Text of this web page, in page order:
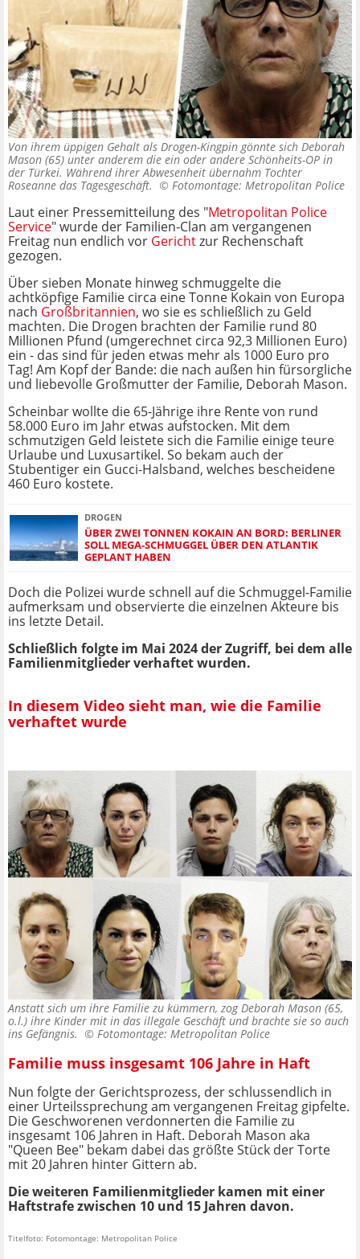
Von ihrem üppigen Gehalt als Drogen-Kingpin gönnte sich Deborah
Mason (65) unter anderem die ein oder andere Schönheits-OP in
der Türkei. Während ihrer Abwesenheit übernahm Tochter
Roseanne das Tagesgeschäft. © Fotomontage: Metropolitan Police
Laut einer Pressemitteilung des "Metropolitan Police
Service" wurde der Familien-Clan am vergangenen
Freitag nun endlich vor Gerichtzur Rechenschaft
gezogen.
Über sieben Monate hinweg schmuggelte die
achtköpfige Familie circa eine Tonne Kokain von Europa
nach Großbritannien, wo sie es schließlich zu Geld
machten. Die Drogen brachten der Familie rund 80
Millionen Pfund (umgerechnet circa 92,3 Millionen Euro)
ein - das sind für jeden etwas mehr als 1000 Euro pro
Tag! Am Kopf der Bande: die nach außen hin fürsorgliche
und liebevolle Großmutter der Familie, Deborah Mason.
Scheinbar wollte die 65-Jährige ihre Rente von rund
58.000 Euro im Jahr etwas aufstocken. Mit dem
schmutzigen Geld leistete sich die Familie einige teure
Urlaube und Luxusartikel. So bekam auch der
Stubentiger ein Gucci-Halsband, welches bescheidene
460 Euro kostete.
DROGEN
ÜBER ZWEI TONNEN KOKAIN AN BORD: BERLINER
SOLL MEGA-SCHMUGGEL ÜBER DEN ATLANTIK
GEPLANT HABEN
Doch die Polizei wurde schnell auf die Schmuggel-Familie
aufmerksam und observierte die einzelnen Akteure bis
ins letzte Detail.
Schließlich folgte im Mai 2024 der Zugriff, bei dem alle
Familienmitglieder verhaftet wurden.
In diesem Video sieht man, wie die Familie
verhaftet wurde
Anstatt sich um ihre Familie zu kümmern, zog Deborah Mason (65,
o.l.) ihre Kinder mit in das illegale Geschäft und brachte sie so auch
ins Gefängnis. © Fotomontage: Metropolitan Police
Familie muss insgesamt 106 Jahre in Haft
Nun folgte der Gerichtsprozess, der schlussendlich in
einer Urteilssprechung am vergangenen Freitag gipfelte.
Die Geschworenen verdonnerten die Familie zu
insgesamt 106 Jahren in Haft. Deborah Mason aka
"Queen Bee" bekam dabei das größte Stück der Torte
mit 20 Jahren hinter Gittern ab.
Die weiteren Familienmitglieder kamen mit einer
Haftstrafe zwischen 10 und 15 Jahren davon.
Titelfoto: Fotomontage: Metropolitan Police